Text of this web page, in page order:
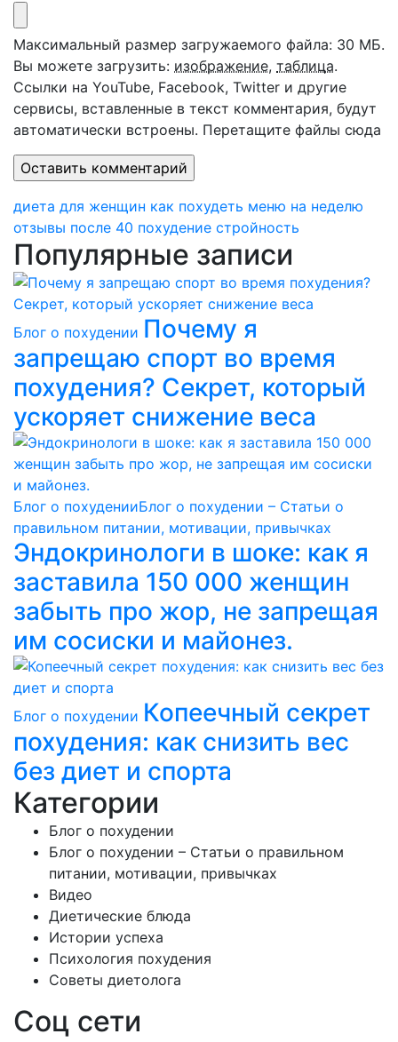
Максимальный размер загружаемого файла: 30 МБ.
Вы можете загрузить: изображение, таблица.
Ссылки на YouTube, Facebook, Twitter и другие
сервисы, вставленные в текст комментария, будут
автоматически встроены. Перетащите файлы сюда
диета для женщин как похудеть меню на неделю
отзывы после 40 похудение стройность
Популярные записи
Блог о похудении Почему я
запрещаю спорт во время
похудения? Секрет, который
ускоряет снижение веса
Блог о похуденииБлог о похудении – Статьи о
правильном питании, мотивации, привычках
Эндокринологи в шоке: как я
заставила 150 000 женщин
забыть про жор, не запрещая
им сосиски и майонез.
Блог о похудении Копеечный секрет
похудения: как снизить вес
без диет и спорта
Категории
Блог о похудении
Блог о похудении – Статьи о правильном
питании, мотивации, привычках
Видео
Диетические блюда
Истории успеха
Психология похудения
Советы диетолога
Соц сети